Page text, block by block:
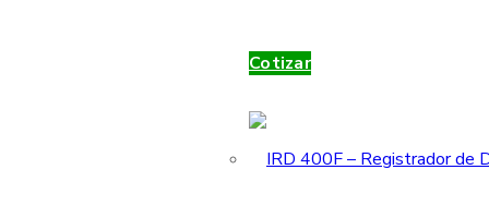
Cotizar